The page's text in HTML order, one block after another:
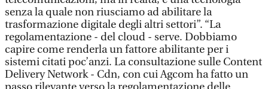
senza la quale non riusciamo ad abilitare la
trasformazione digitale degli altri settori”. “La
regolamentazione - del cloud - serve. Dobbiamo
capire come renderla un fattore abilitante per i
sistemi citati poc’anzi. La consultazione sulle Content
Delivery Network - Cdn, con cui Agcom ha fatto un